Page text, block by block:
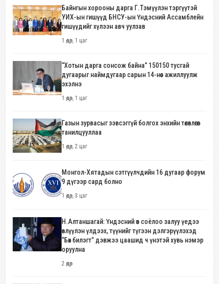
Байнгын хорооны дарга Г.Тэмүүлэн тэргүүтэй
УИХ-ын гишүүд БНСУ-ын Үндэсний Ассамблейн
гишүүдийг хүлээн авч уулзав
1 өдөр, 1 цаг
“Хотын дарга сонсож байна” 150150 тусгай
дугаарыг наймдугаар сарын 14-нөөс ажиллуулж
эхэлнэ
1 өдөр, 1 цаг
Газын зурвасыг зэвсэггүй болгох энхийн төлөвлөгөөг
танилцууллаа
1 өдөр, 2 цаг
Монгол-Хятадын сэтгүүлчдийн 16 дугаар форум
9 дүгээр сард болно
1 өдөр, 3 цаг
Н.Алтаншагай: Үндэсний өв соёлоо залуу үедээ
өвлүүлэн үлдээх, түүнийг түгээн дэлгэрүүлэхэд
“Бөх билэгт” дэвжээ цаашид ч үнэтэй хувь нэмэр
оруулна
2 өдөр